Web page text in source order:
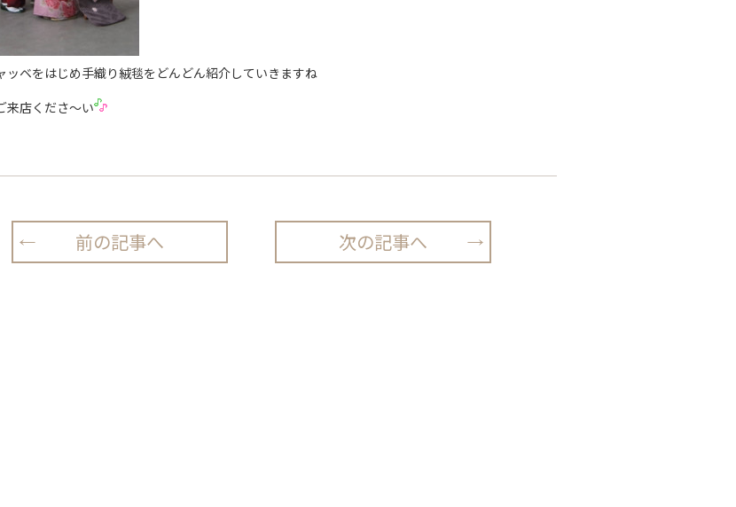
ッベをはじめ手織り絨毯をどんどん紹介していきますね
来店くださ〜い
前の記事へ 次の記事へ